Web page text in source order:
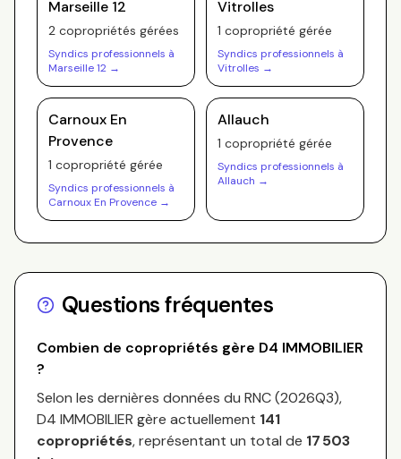
Marseille 12
2 copropriétés gérées
Syndics professionnels à
Marseille 12 →
Vitrolles
1 copropriété gérée
Syndics professionnels à
Vitrolles →
Carnoux En
Provence
1 copropriété gérée
Syndics professionnels à
Carnoux En Provence →
Allauch
1 copropriété gérée
Syndics professionnels à
Allauch →
Questions fréquentes
Combien de copropriétés gère D4 IMMOBILIER
?
Selon les dernières données du RNC (2026Q3),
D4 IMMOBILIER gère actuellement 141
copropriétés, représentant un total de 17 503